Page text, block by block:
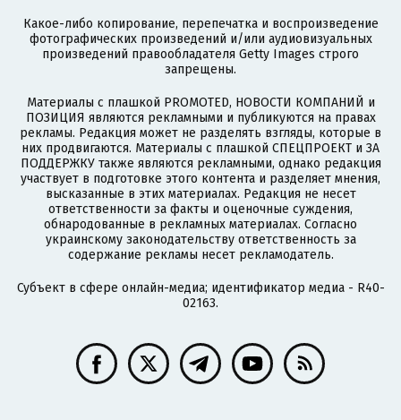
Какое-либо копирование, перепечатка и воспроизведение
фотографических произведений и/или аудиовизуальных
произведений правообладателя Getty Images строго
запрещены.
Материалы с плашкой PROMOTED, НОВОСТИ КОМПАНИЙ и
ПОЗИЦИЯ являются рекламными и публикуются на правах
рекламы. Редакция может не разделять взгляды, которые в
них продвигаются. Материалы с плашкой СПЕЦПРОЕКТ и ЗА
ПОДДЕРЖКУ также являются рекламными, однако редакция
участвует в подготовке этого контента и разделяет мнения,
высказанные в этих материалах. Редакция не несет
ответственности за факты и оценочные суждения,
обнародованные в рекламных материалах. Согласно
украинскому законодательству ответственность за
содержание рекламы несет рекламодатель.
Субъект в сфере онлайн-медиа; идентификатор медиа - R40-
02163.